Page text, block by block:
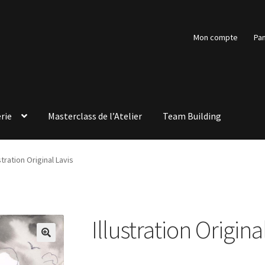
Mon compte
Masterclass de l’Atelier Team Building
Original Lavis
🔍
Illustration